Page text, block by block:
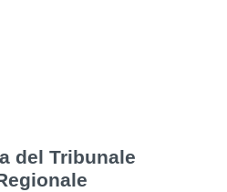
del Tribunale